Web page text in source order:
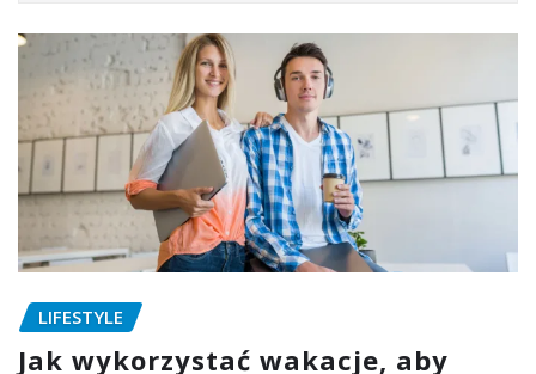
LIFESTYLE
Jak wykorzystać wakacje, aby